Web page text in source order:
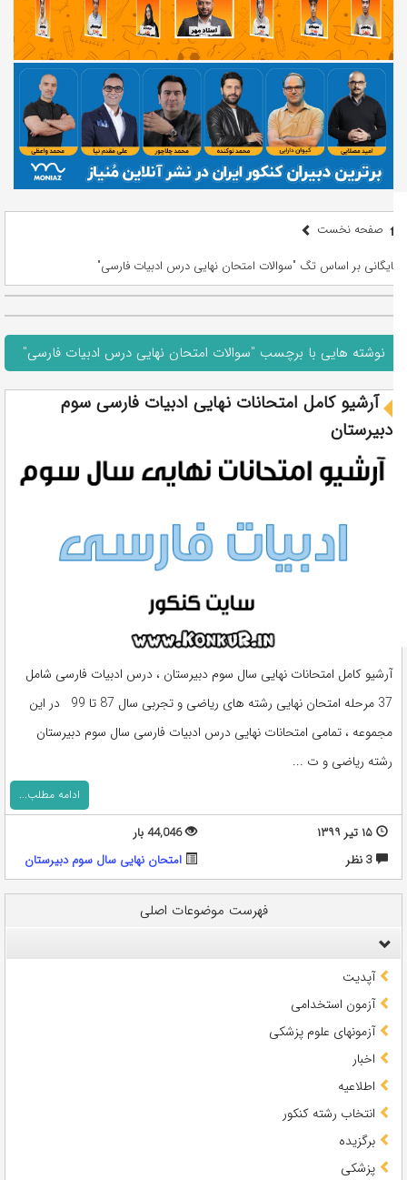
صفحه نخست
بایگانی بر اساس تگ "سوالات امتحان نهایی درس ادبیات فارسی"
نوشته هایی با برچسب "سوالات امتحان نهایی درس ادبیات فارسی"
آرشیو کامل امتحانات نهایی ادبیات فارسی سوم
دبیرستان
آرشیو کامل امتحانات نهایی سال سوم دبیرستان ، درس ادبیات فارسی شامل
37 مرحله امتحان نهایی رشته های ریاضی و تجربی سال 87 تا 99 در این
مجموعه ، تمامی امتحانات نهایی درس ادبیات فارسی سال سوم دبیرستان
رشته ریاضی و ت ...
ادامه مطلب...
۱۵ تیر ۱۳۹۹
44,046 بار
3 نظر
امتحان نهایی سال سوم دبیرستان
فهرست موضوعات اصلی
آپدیت
آزمون استخدامی
آزمونهای علوم پزشکی
اخبار
اطلاعیه
انتخاب رشته کنکور
برگزیده
پزشکی